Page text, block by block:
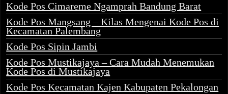
Kode Pos Cimareme Ngamprah Bandung Barat
Kode Pos Mangsang – Kilas Mengenai Kode Pos di
Kecamatan Palembang
Kode Pos Sipin Jambi
Kode Pos Mustikajaya – Cara Mudah Menemukan
Kode Pos di Mustikajaya
Kode Pos Kecamatan Kajen Kabupaten Pekalongan